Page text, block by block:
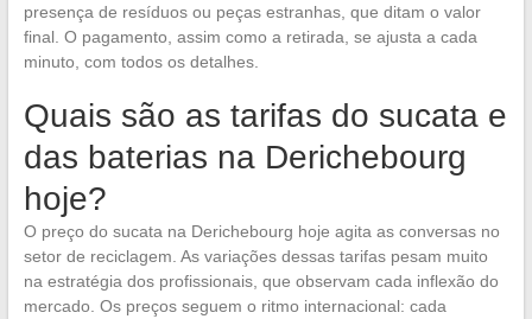
presença de resíduos ou peças estranhas, que ditam o valor
final. O pagamento, assim como a retirada, se ajusta a cada
minuto, com todos os detalhes.
Quais são as tarifas do sucata e
das baterias na Derichebourg
hoje?
O preço do sucata na Derichebourg hoje agita as conversas no
setor de reciclagem. As variações dessas tarifas pesam muito
na estratégia dos profissionais, que observam cada inflexão do
mercado. Os preços seguem o ritmo internacional: cada